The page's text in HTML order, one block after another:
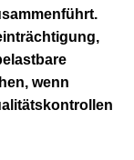
wenn